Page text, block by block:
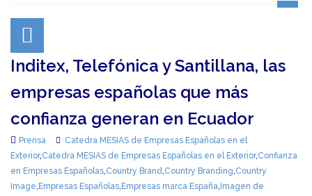
Inditex, Telefónica y Santillana, las
empresas españolas que más
confianza generan en Ecuador
Prensa
Catedra MESIAS de Empresas Españolas en el
Exterior,Cátedra MESIAS de Empresas Españolas en el Exterior,Confianza
en Empresas Españolas,Country Brand,Country Branding,Country
Image, Empresas Españolas, Empresas marca España, Imagen de